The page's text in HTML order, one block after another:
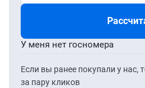
Если вы ранее покупали у нас,
за пару кликов
У меня нет госномера